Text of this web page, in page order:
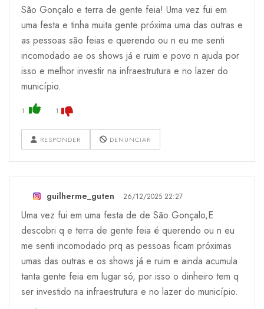
São Gonçalo e terra de gente feia! Uma vez fui em
uma festa e tinha muita gente próxima uma das outras e
as pessoas são feias e querendo ou n eu me senti
incomodado ae os shows já e ruim e povo n ajuda por
isso e melhor investir na infraestrutura e no lazer do
município.
1 1
RESPONDER DENUNCIAR
guilherme_guten 26/12/2025 22:27
Uma vez fui em uma festa de de São Gonçalo,E
descobri q e terra de gente feia é querendo ou n eu
me senti incomodado prq as pessoas ficam próximas
umas das outras e os shows já e ruim e ainda acumula
tanta gente feia em lugar só, por isso o dinheiro tem q
ser investido na infraestrutura e no lazer do município.